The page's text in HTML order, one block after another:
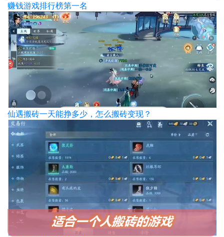
赚钱游戏排行榜第一名
仙遇搬砖一天能挣多少，怎么搬砖变现？